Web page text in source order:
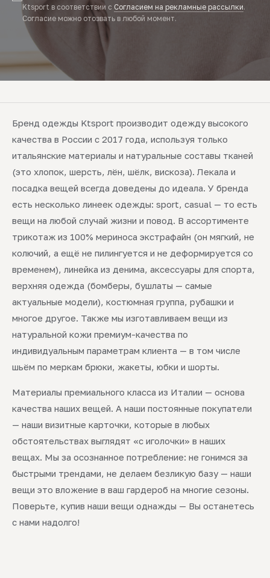
Ktsport в соответствии с Согласием на рекламные рассылки.
Согласие можно отозвать в любой момент.
Бренд одежды Ktsport производит одежду высокого
качества в России с 2017 года, используя только
итальянские материалы и натуральные составы тканей
(это хлопок, шерсть, лён, шёлк, вискоза). Лекала и
посадка вещей всегда доведены до идеала. У бренда
есть несколько линеек одежды: sport, casual — то есть
вещи на любой случай жизни и повод. В ассортименте
трикотаж из 100% мериноса экстрафайн (он мягкий, не
колючий, а ещё не пилингуется и не деформируется со
временем), линейка из денима, аксессуары для спорта,
верхняя одежда (бомберы, бушлаты — самые
актуальные модели), костюмная группа, рубашки и
многое другое. Также мы изготавливаем вещи из
натуральной кожи премиум-качества по
индивидуальным параметрам клиента — в том числе
шьём по меркам брюки, жакеты, юбки и шорты.
Материалы премиального класса из Италии — основа
качества наших вещей. А наши постоянные покупатели
— наши визитные карточки, которые в любых
обстоятельствах выглядят «с иголочки» в наших
вещах. Мы за осознанное потребление: не гонимся за
быстрыми трендами, не делаем безликую базу — наши
вещи это вложение в ваш гардероб на многие сезоны.
Поверьте, купив наши вещи однажды — Вы останетесь
с нами надолго!